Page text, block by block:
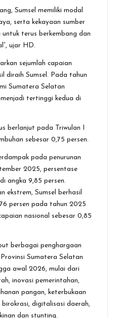
Sumsel memiliki modal
serta kekayaan sumber
terus berkembang dan
ujar HD.
sejumlah capaian
diraih Sumsel. Pada tahun
Sumatera Selatan
tertinggi kedua di
berlanjut pada Triwulan I
sebesar 0,75 persen.
pada penurunan
2025, persentase
angka 9,85 persen.
ekstrem, Sumsel berhasil
persen pada tahun 2025
nasional sebesar 0,85
berbagai penghargaan
Sumatera Selatan
awal 2026, mulai dari
inovasi pemerintahan,
pangan, keterbukaan
digitalisasi daerah,
dan stunting.